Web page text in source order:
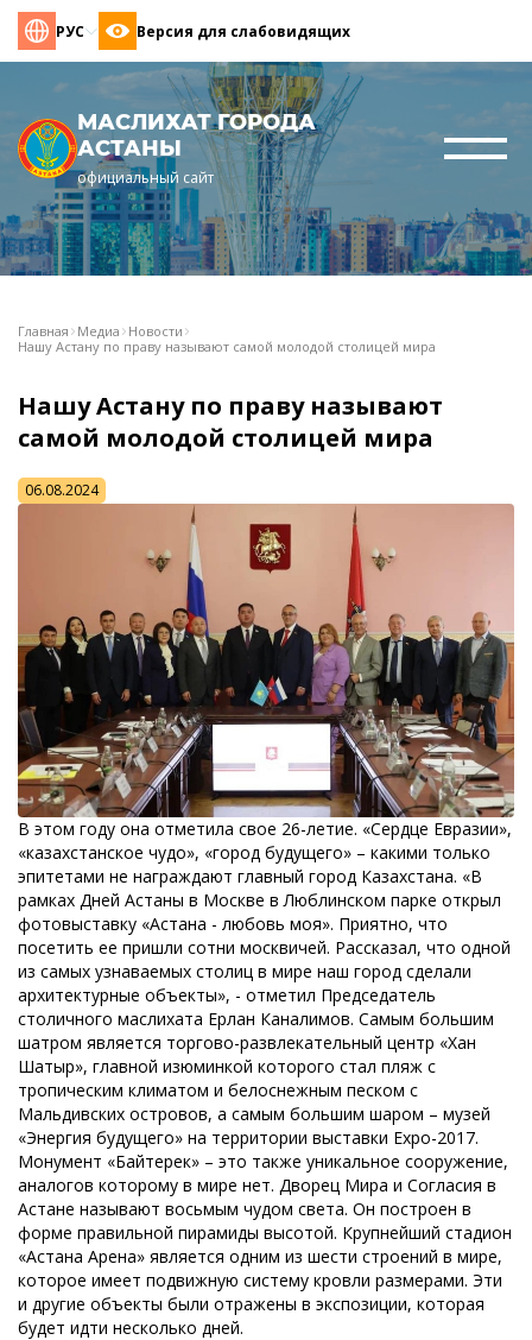
РУС Версия для слабовидящих
МАСЛИХАТ ГОРОДА
АСТАНЫ
официальный сайт
Главная Медиа Новости
Нашу Астану по праву называют самой молодой столицей мира
Нашу Астану по праву называют
самой молодой столицей мира
06.08.2024
В этом году она отметила свое 26-летие. «Сердце Евразии»,
«казахстанское чудо», «город будущего» – какими только
эпитетами не награждают главный город Казахстана. «В
рамках Дней Астаны в Москве в Люблинском парке открыл
фотовыставку «Астана - любовь моя». Приятно, что
посетить ее пришли сотни москвичей. Рассказал, что одной
из самых узнаваемых столиц в мире наш город сделали
архитектурные объекты», - отметил Председатель
столичного маслихата Ерлан Каналимов. Самым большим
шатром является торгово-развлекательный центр «Хан
Шатыр», главной изюминкой которого стал пляж с
тропическим климатом и белоснежным песком с
Мальдивских островов, а самым большим шаром – музей
«Энергия будущего» на территории выставки Expo-2017.
Монумент «Байтерек» – это также уникальное сооружение,
аналогов которому в мире нет. Дворец Мира и Согласия в
Астане называют восьмым чудом света. Он построен в
форме правильной пирамиды высотой. Крупнейший стадион
«Астана Арена» является одним из шести строений в мире,
которое имеет подвижную систему кровли размерами. Эти
и другие объекты были отражены в экспозиции, которая
будет идти несколько дней.